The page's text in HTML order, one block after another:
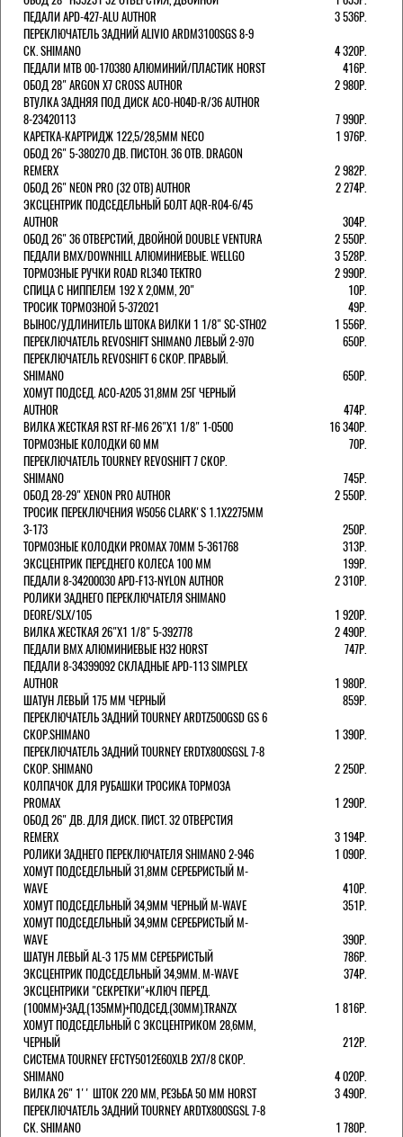
ПЕДАЛИ APD-427-ALU AUTHOR
3 536Р.
ПЕРЕКЛЮЧАТЕЛЬ ЗАДНИЙ ALIVIO ARDM3100SGS 8-9
СК. SHIMANO
4 320Р.
ПЕДАЛИ MTB 00-170380 АЛЮМИНИЙ/ПЛАСТИК HORST
416Р.
ОБОД 28" ARGON X7 CROSS AUTHOR
2 980Р.
ВТУЛКА ЗАДНЯЯ ПОД ДИСК ACO-H04D-R/36 AUTHOR
8-23420113
7 990Р.
КАРЕТКА-КАРТРИДЖ 122,5/28,5ММ NECO
1 976Р.
ОБОД 26" 5-380270 ДВ. ПИСТОН. 36 ОТВ. DRAGON
REMERX
2 982Р.
ОБОД 26" NEON PRO (32 ОТВ) AUTHOR
2 274Р.
ЭКСЦЕНТРИК ПОДСЕДЕЛЬНЫЙ БОЛТ AQR-R04-6/45
AUTHOR
304Р.
ОБОД 26" 36 ОТВЕРСТИЙ, ДВОЙНОЙ DOUBLE VENTURA
2 550Р.
ПЕДАЛИ BMX/DOWNHILL АЛЮМИНИЕВЫЕ. WELLGO
3 528Р.
ТОРМОЗНЫЕ РУЧКИ ROAD RL340 TEKTRO
2 990Р.
СПИЦА С НИППЕЛЕМ 192 Х 2,0ММ, 20"
10Р.
ТРОСИК ТОРМОЗНОЙ 5-372021
49Р.
ВЫНОС/УДЛИНИТЕЛЬ ШТОКА ВИЛКИ 1 1/8" SC-STH02
1 556Р.
ПЕРЕКЛЮЧАТЕЛЬ REVOSHIFT SHIMANO ЛЕВЫЙ 2-970
650Р.
ПЕРЕКЛЮЧАТЕЛЬ REVOSHIFT 6 СКОР. ПРАВЫЙ.
SHIMANO
650Р.
ХОМУТ ПОДСЕД. ACO-A205 31,8ММ 25Г ЧЕРНЫЙ
AUTHOR
474Р.
ВИЛКА ЖЕСТКАЯ RST RF-M6 26"Х1 1/8" 1-0500
16 340Р.
ТОРМОЗНЫЕ КОЛОДКИ 60 ММ
70Р.
ПЕРЕКЛЮЧАТЕЛЬ TOURNEY REVOSHIFT 7 СКОР.
SHIMANO
745Р.
ОБОД 28-29" XENON PRO AUTHOR
2 550Р.
ТРОСИК ПЕРЕКЛЮЧЕНИЯ W5056 CLARK'S 1.1Х2275ММ
3-173
250Р.
ТОРМОЗНЫЕ КОЛОДКИ PROMAX 70ММ 5-361768
313Р.
ЭКСЦЕНТРИК ПЕРЕДНЕГО КОЛЕСА 100 ММ
199Р.
ПЕДАЛИ 8-34200030 APD-F13-NYLON AUTHOR
2 310Р.
РОЛИКИ ЗАДНЕГО ПЕРЕКЛЮЧАТЕЛЯ SHIMANO
DEORE/SLX/105
1 920Р.
ВИЛКА ЖЕСТКАЯ 26"Х1 1/8" 5-392778
2 490Р.
ПЕДАЛИ BMX АЛЮМИНИЕВЫЕ H32 HORST
747Р.
ПЕДАЛИ 8-34399092 СКЛАДНЫЕ APD-113 SIMPLEX
AUTHOR
1 980Р.
ШАТУН ЛЕВЫЙ 175 ММ ЧЕРНЫЙ
859Р.
ПЕРЕКЛЮЧАТЕЛЬ ЗАДНИЙ TOURNEY ARDTZ500GSD GS 6
СКОР.SHIMANO
1 390Р.
ПЕРЕКЛЮЧАТЕЛЬ ЗАДНИЙ TOURNEY ERDTX800SGSL 7-8
СКОР. SHIMANO
2 250Р.
КОЛПАЧОК ДЛЯ РУБАШКИ ТРОСИКА ТОРМОЗА
PROMAX
1 290Р.
ОБОД 26" ДВ. ДЛЯ ДИСК. ПИСТ. 32 ОТВЕРСТИЯ
REMERX
3 194Р.
РОЛИКИ ЗАДНЕГО ПЕРЕКЛЮЧАТЕЛЯ SHIMANO 2-946
1 090Р.
ХОМУТ ПОДСЕДЕЛЬНЫЙ 31,8ММ СЕРЕБРИСТЫЙ M-
WAVE
410Р.
ХОМУТ ПОДСЕДЕЛЬНЫЙ 34,9ММ ЧЕРНЫЙ M-WAVE
351Р.
ХОМУТ ПОДСЕДЕЛЬНЫЙ 34,9ММ СЕРЕБРИСТЫЙ M-
WAVE
390Р.
ШАТУН ЛЕВЫЙ AL-3 175 ММ СЕРЕБРИСТЫЙ
786Р.
ЭКСЦЕНТРИК ПОДСЕДЕЛЬНЫЙ 34,9ММ. M-WAVE
374Р.
ЭКСЦЕНТРИКИ "СЕКРЕТКИ"+КЛЮЧ ПЕРЕД.
(100ММ)+ЗАД.(135ММ)+ПОДСЕД.(30ММ).TRANZX
1 816Р.
ХОМУТ ПОДСЕДЕЛЬНЫЙ С ЭКСЦЕНТРИКОМ 28,6ММ,
ЧЕРНЫЙ
212Р.
СИСТЕМА TOURNEY EFCTY5012E60XLB 2X7/8 СКОР.
SHIMANO
4 020Р.
ВИЛКА 26" 1'' ШТОК 220 ММ, РЕЗЬБА 50 ММ HORST
3 490Р.
ПЕРЕКЛЮЧАТЕЛЬ ЗАДНИЙ TOURNEY ARDTX800SGSL 7-8
СК. SHIMANO
1 780Р.